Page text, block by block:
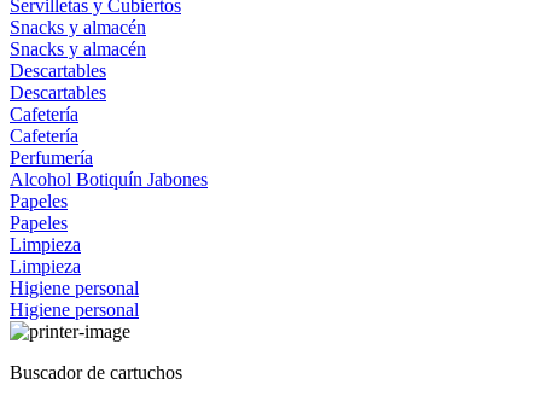
Servilletas y Cubiertos
Snacks y almacén
Snacks y almacén
Descartables
Descartables
Cafetería
Cafetería
Perfumería
Alcohol Botiquín Jabones
Papeles
Papeles
Limpieza
Limpieza
Higiene personal
Higiene personal
Buscador de cartuchos